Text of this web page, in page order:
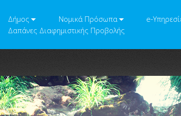
Δήμος Νομικά Πρόσωπα e-
Δαπάνες Διαφημιστικής Προβολής